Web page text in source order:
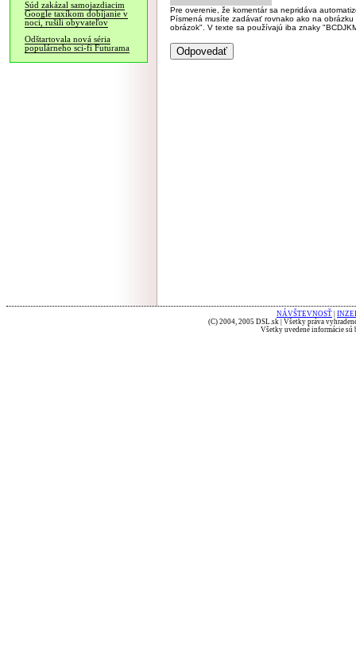
Súd zakázal samojazdiacim
Google taxíkom dobíjanie v
noci, rušili obyvateľov
Odštartovala nová séria
populárneho sci-fi Futurama
Pre overenie, že komentár sa nepridáva
Písmená musíte zadávať rovnako ako na
obrázok". V texte sa používajú iba znaky
NÁVŠTEVNOSŤ
(C) 2004, 2005 DSL.sk | Všetky práva
Všetky uvedené informácie sú